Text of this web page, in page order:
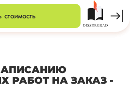
стоимость
РАБОТ НА ЗАКАЗ -